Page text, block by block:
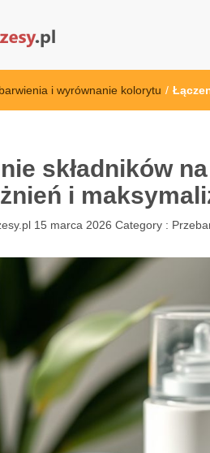
i wyrównanie kolorytu /
składników
i
15 marca 2026 Category :